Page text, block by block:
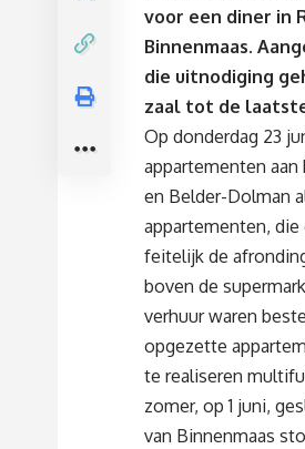
voor een diner in
Binnenmaas.
die uitnodiging
zaal tot de
Op donderdag 23
appartementen
en Belder-Dolman
appartementen,
feitelijk de
boven de
verhuur waren
opgezette
te realiseren
zomer, op 1 juni,
van Binnenmaas